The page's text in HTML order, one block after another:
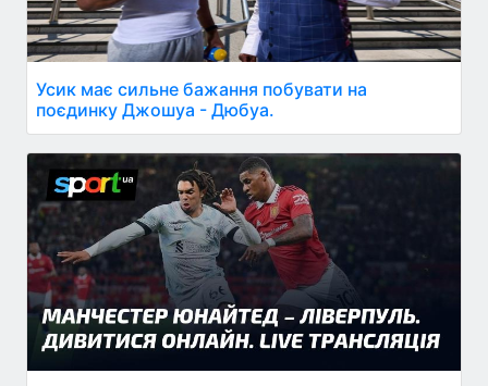
Усик має сильне бажання побувати на
поєдинку Джошуа - Дюбуа.